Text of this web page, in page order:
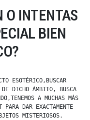
O INTENTAS
BIEN
ESOTÉRICO,BUSCAR
DE DICHO ÁMBITO, BUSCA
A MUCHAS MÁS
DAR EXACTAMENTE
MISTERIOSOS.